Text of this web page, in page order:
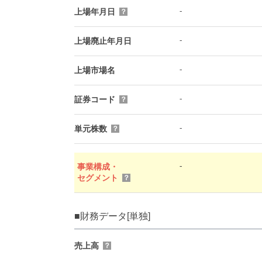
上場年月日 ？ -
上場廃止年月日 -
上場市場名 -
証券コード ？ -
単元株数 ？ -
事業構成・
セグメント
？
-
■財務データ[単独]
売上高 ？